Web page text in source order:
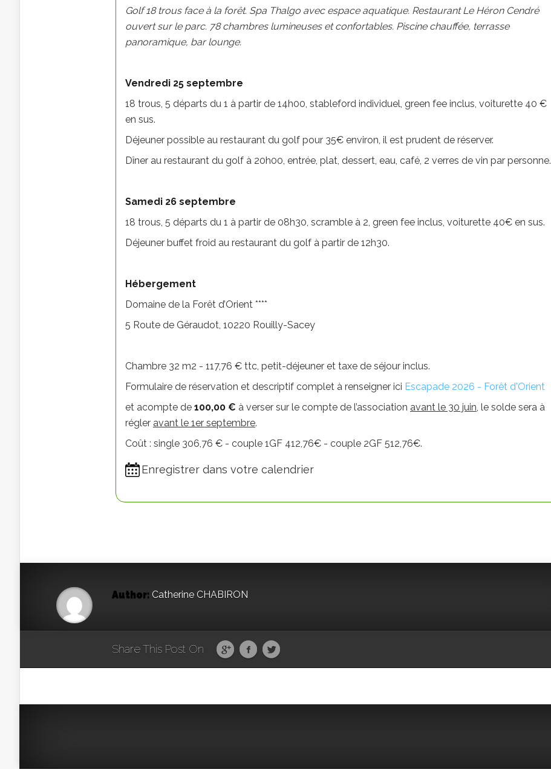
Golf 18 trous face à la forêt. Spa Thalgo avec espace aquatique. Restaurant Le Héron Cendré
ouvert sur le parc. 78 chambres lumineuses et confortables. Piscine chauffée, terrasse
panoramique, bar lounge.
Vendredi 25 septembre
18 trous, 5 départs du 1 à partir de 14h00, stableford individuel, green fee inclus, voiturette 40 €
en sus.
Déjeuner possible au restaurant du golf pour 35€ environ, il est prudent de réserver.
Dîner au restaurant du golf à 20h00, entrée, plat, dessert, eau, café, 2 verres de vin par personne.
Samedi 26 septembre
18 trous, 5 départs du 1 à partir de 08h30, scramble à 2, green fee inclus, voiturette 40€ en sus.
Déjeuner buffet froid au restaurant du golf à partir de 12h30.
Hébergement
Domaine de la Forêt d’Orient ****
5 Route de Géraudot, 10220 Rouilly-Sacey
Chambre 32 m2 - 117,76 € ttc, petit-déjeuner et taxe de séjour inclus.
Formulaire de réservation et descriptif complet à renseigner ici Escapade 2026 - Forêt d'Orient
et acompte de 100,00 € à verser sur le compte de l’association avant le 30 juin, le solde sera à
régler avant le 1er septembre.
Coût : single 306,76 € - couple 1GF 412,76€ - couple 2GF 512,76€.
Enregistrer dans votre calendrier
Author: Catherine CHABIRON
Share This Post On